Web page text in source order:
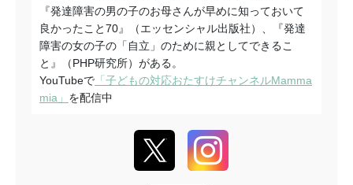
『発達障害の男の子のお母さんが早めに知っておいて
良かったこと70』
（エッセンシャル出版社）、『発達
障害の女の子の「自立」のために親としてできるこ
と』（PHP研究所）がある。
YouTubeで 「子どもの対応おたすけチャンネルMamma
mia」 を配信中